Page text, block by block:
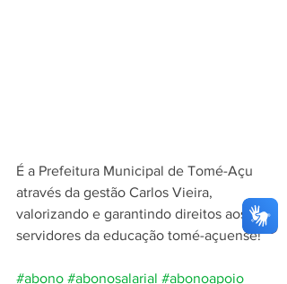
É a Prefeitura Municipal de Tomé-Açu
através da gestão Carlos Vieira,
valorizando e garantindo direitos aos
servidores da educação tomé-açuense!
#abono #abonosalarial #abonoapoio